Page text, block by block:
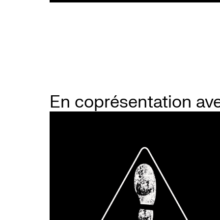
En coprésentation